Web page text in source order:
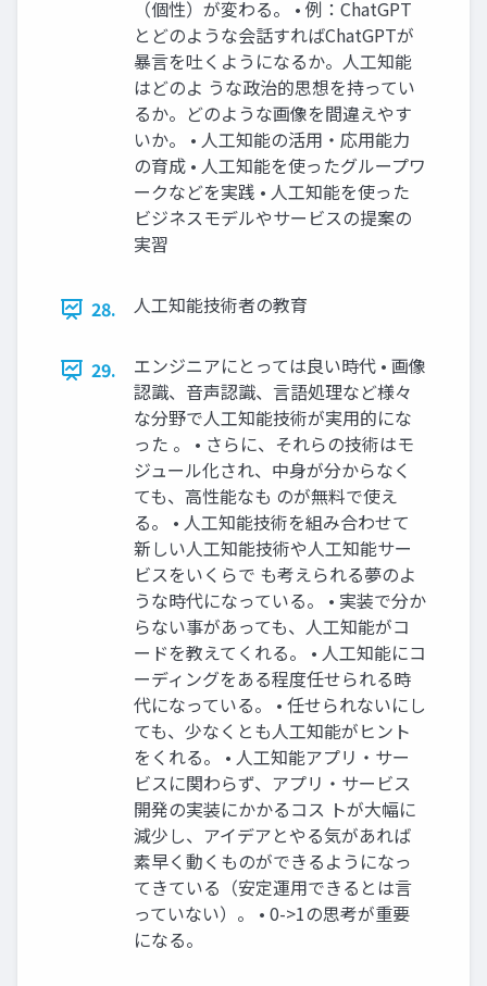
（個性）が変わる。 • 例：ChatGPT
とどのような会話すればChatGPTが
暴言を吐くようになるか。人工知能
はどのよ うな政治的思想を持ってい
るか。どのような画像を間違えやす
いか。 • 人工知能の活用・応用能力
の育成 • 人工知能を使ったグループワ
ークなどを実践 • 人工知能を使った
ビジネスモデルやサービスの提案の
実習
28. 人工知能技術者の教育
29.
エンジニアにとっては良い時代 • 画像
認識、音声認識、言語処理など様々
な分野で人工知能技術が実用的にな
った 。 • さらに、それらの技術はモ
ジュール化され、中身が分からなく
ても、高性能なも のが無料で使え
る。 • 人工知能技術を組み合わせて
新しい人工知能技術や人工知能サー
ビスをいくらで も考えられる夢のよ
うな時代になっている。 • 実装で分か
らない事があっても、人工知能がコ
ードを教えてくれる。 • 人工知能にコ
ーディングをある程度任せられる時
代になっている。 • 任せられないにし
ても、少なくとも人工知能がヒント
をくれる。 • 人工知能アプリ・サー
ビスに関わらず、アプリ・サービス
開発の実装にかかるコス トが大幅に
減少し、アイデアとやる気があれば
素早く動くものができるようになっ
てきている（安定運用できるとは言
っていない）。 • 0->1の思考が重要
になる。